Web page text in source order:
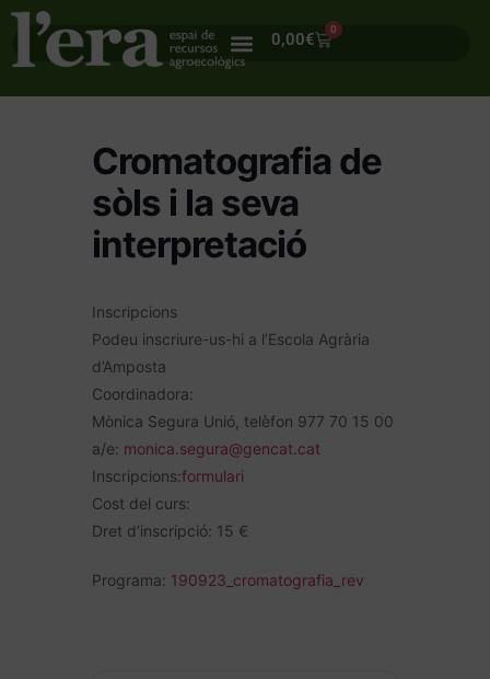
0,00€
0
Cromatografia de
sòls i la seva
interpretació
Inscripcions
Podeu inscriure-us-hi a l’Escola Agrària
d’Amposta
Coordinadora:
Mònica Segura Unió, telèfon 977 70 15 00
a/e: monica.segura@gencat.cat
Inscripcions:formulari
Cost del curs:
Dret d’inscripció: 15 €
Programa: 190923_cromatografia_rev